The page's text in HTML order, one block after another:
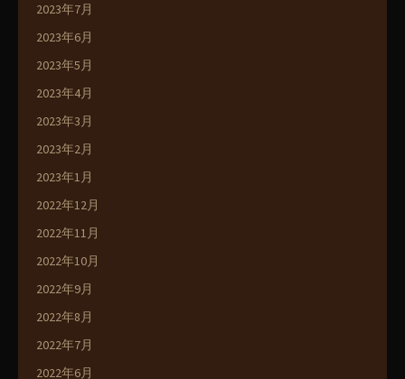
2023年7月
2023年6月
2023年5月
2023年4月
2023年3月
2023年2月
2023年1月
2022年12月
2022年11月
2022年10月
2022年9月
2022年8月
2022年7月
2022年6月